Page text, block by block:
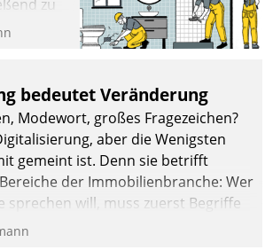
zu
und
Lösung.
setzte
bedeutet Veränderung
Modewort, großes Fragezeichen?
aber die Wenigsten
gemeint ist. Denn sie betrifft
der Immobilienbranche: Wer
sprechen will, muss zuerst Begriffe
ist die betriebliche Optimierung: